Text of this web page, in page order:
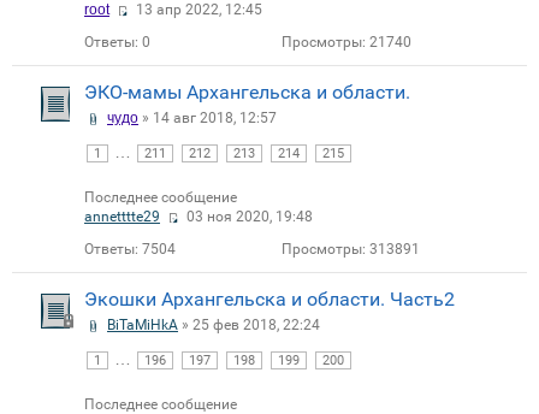
root
13 апр 2022, 12:45
Ответы: 0 Просмотры: 21740
ЭКО-мамы Архангельска и области.
чудо » 14 авг 2018, 12:57
1 211 212 213 214 215
Последнее сообщение
annetttte29
03 ноя 2020, 19:48
Ответы: 7504 Просмотры: 313891
Экошки Архангельска и области. Часть2
BiTaMiHkA » 25 фев 2018, 22:24
1 196 197 198 199 200
Последнее сообщение